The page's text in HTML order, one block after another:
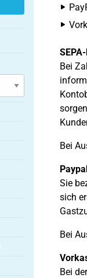
Bei
Bei
Sie
sich
Bei
Bei